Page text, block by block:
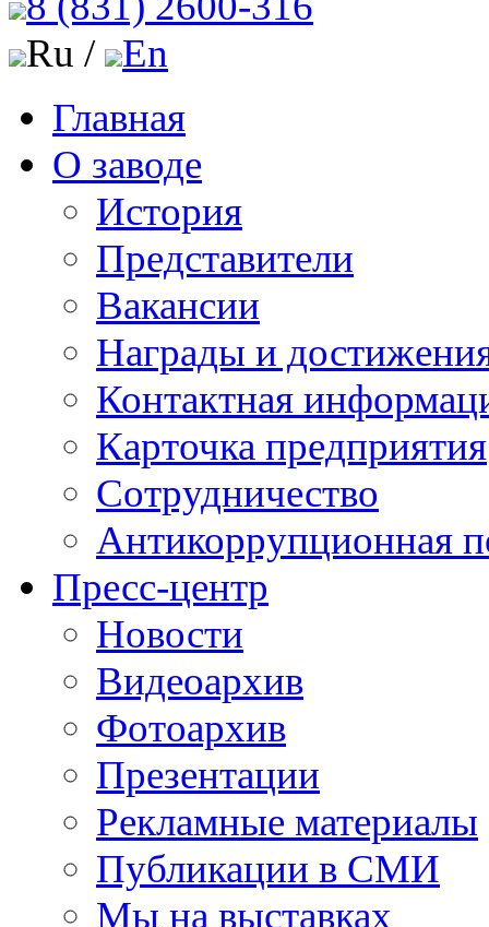
Ru /
En
Главная
О заводе
История
Представители
Вакансии
Награды и
Контактная
Карточка предприятия
Сотрудничество
Антикоррупционная
Пресс-центр
Новости
Видеоархив
Фотоархив
Презентации
Рекламные материалы
Публикации в СМИ
Мы на выставках